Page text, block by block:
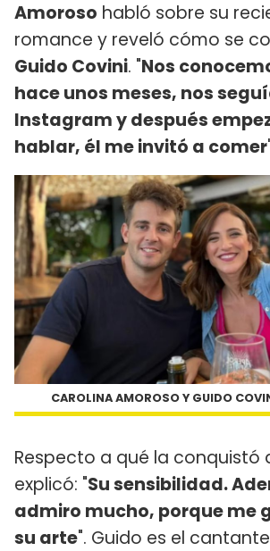
Amoroso habló sobre su
romance y reveló cómo se
Guido Covini. "Nos
hace unos meses, nos
Instagram y después
hablar, él me invitó a comer
CAROLINA AMOROSO Y GUIDO
Respecto a qué la conquistó
explicó: "Su sensibilidad.
admiro mucho, porque me
su arte". Guido es el